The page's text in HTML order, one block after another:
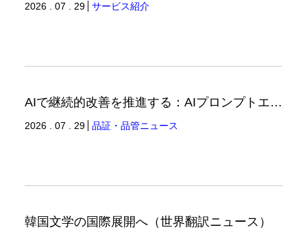
2026 . 07 . 29 サービス紹介
AIで継続的改善を推進する：AIプロンプトエンジニアリングへの品質思考の適用-3（品証品管ニュース）
2026 . 07 . 29 品証・品管ニュース
韓国文学の国際展開へ（世界翻訳ニュース）